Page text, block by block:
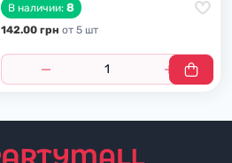
В наличии: 8
142.00 грн от 5 шт